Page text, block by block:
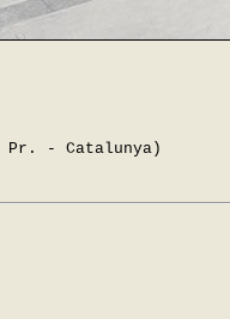
Pr. - Catalunya)